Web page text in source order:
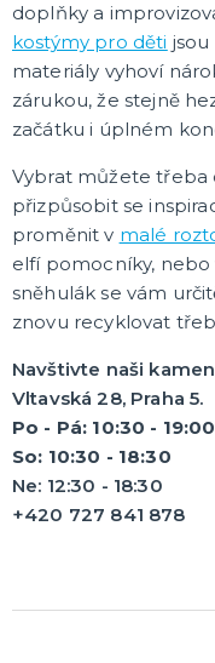
doplňky a
kostýmy pro děti
materiály vyhoví
zárukou, že stejně
začátku i úplném
Vybrat můžete třeba
přizpůsobit se
proměnit v malé
elfí pomocníky, nebo
sněhulák se vám
znovu recyklovat
Navštivte naši
Vltavská 28, Praha 5.
Po - Pá: 10:30 - 19:00
So: 10:30 - 18:30
Ne: 12:30 - 18:30
+420 727 841 878